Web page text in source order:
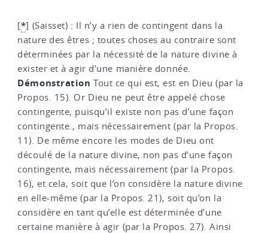
[*] (Saisset) : Il n’y a rien de contingent dans la
nature des êtres ; toutes choses au contraire sont
déterminées par la nécessité de la nature divine à
exister et à agir d’une manière donnée.
Démonstration Tout ce qui est, est en Dieu (par la
Propos. 15). Or Dieu ne peut être appelé chose
contingente, puisqu’il existe non pas d’une façon
contingente., mais nécessairement (par la Propos.
11). De même encore les modes de Dieu ont
découlé de la nature divine, non pas d’une façon
contingente, mais nécessairement (par la Propos.
16), et cela, soit que l’on considère la nature divine
en elle-même (par la Propos. 21), soit qu’on la
considère en tant qu’elle est déterminée d’une
certaine manière à agir (par la Propos. 27). Ainsi